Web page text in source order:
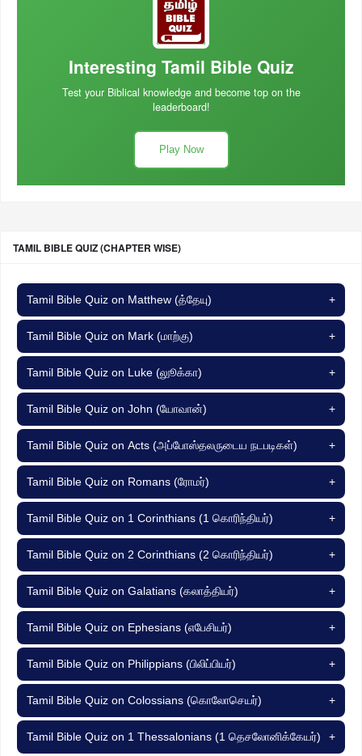
Interesting Tamil Bible Quiz
Test your Biblical knowledge and become top on the
leaderboard!
Play Now
TAMIL BIBLE QUIZ (CHAPTER WISE)
Tamil Bible Quiz on Matthew (த்தேயு) +
Tamil Bible Quiz on Mark (மாற்கு) +
Tamil Bible Quiz on Luke (லுூக்கா) +
Tamil Bible Quiz on John (யோவான்) +
Tamil Bible Quiz on Acts (அப்போஸ்தலருடைய நடபடிகள்) +
Tamil Bible Quiz on Romans (ரோமர்) +
Tamil Bible Quiz on 1 Corinthians (1 கொரிந்தியர்) +
Tamil Bible Quiz on 2 Corinthians (2 கொரிந்தியர்) +
Tamil Bible Quiz on Galatians (கலாத்தியர்) +
Tamil Bible Quiz on Ephesians (எபேசியர்) +
Tamil Bible Quiz on Philippians (பிலிப்பியர்) +
Tamil Bible Quiz on Colossians (கொலோசெயர்) +
Tamil Bible Quiz on 1 Thessalonians (1 தெசலோனிக்கேயர்) +